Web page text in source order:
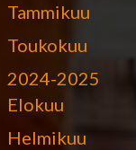
Tammikuu
Toukokuu
2024-2025
Elokuu
Helmikuu